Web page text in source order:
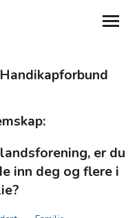
er du
inn deg og flere i